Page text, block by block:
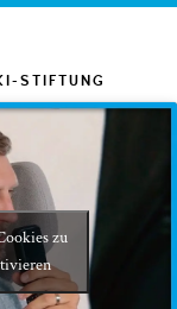
STIFTUNG
zu